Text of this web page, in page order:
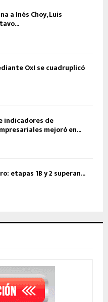
a Inés Choy, Luis
OxI se cuadruplicó
indicadores de
mejoró en...
etapas 1B y 2 superan...